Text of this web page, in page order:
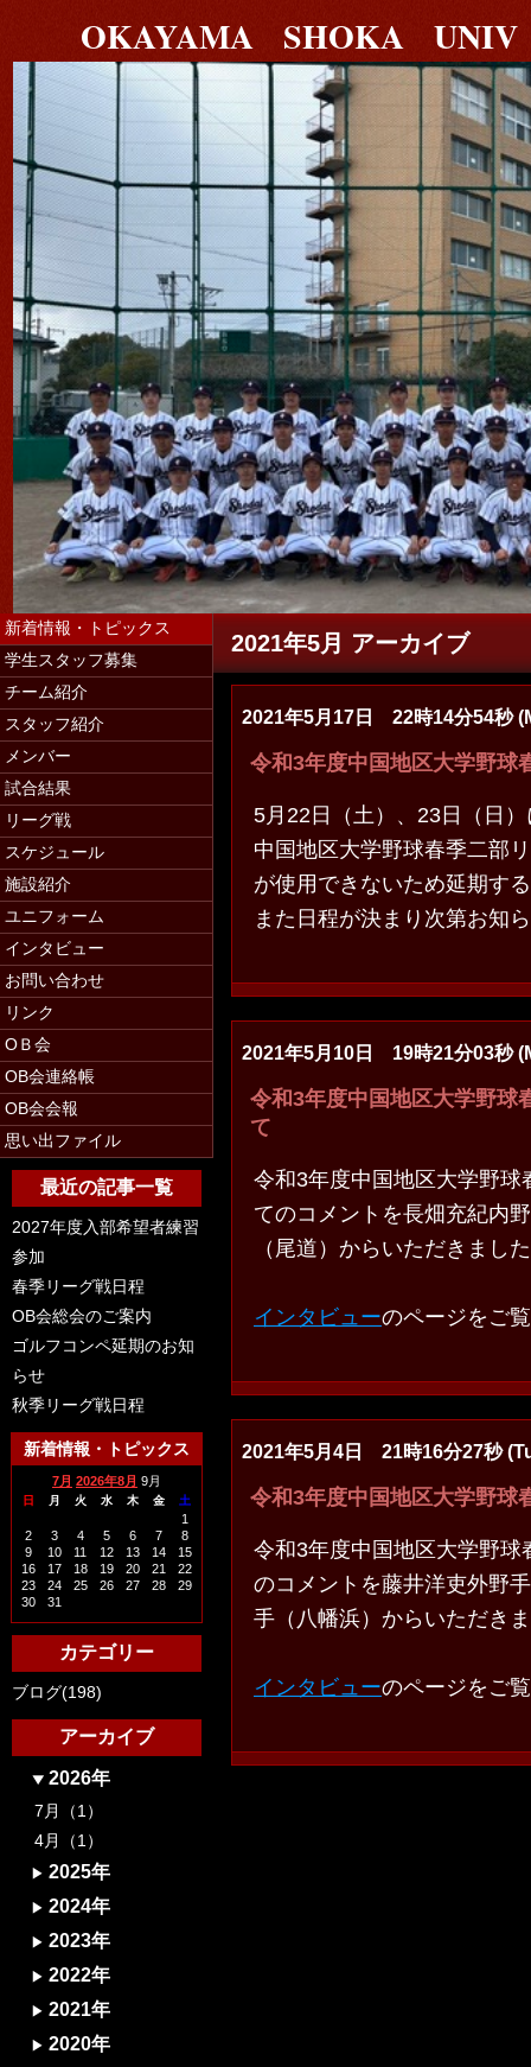
OKAYAMA SHOKA
学生スタッフ募集（マネージャー・コ
2021年5月 アーカイブ
2021年5月17日 22時14分54秒
令和3年度中国地区大学野球
5月22日（土）、23日（日
中国地区大学野球春季二部
が使用できないため延期す
また日程が決まり次第お知
2021年5月10日 19時21分03秒
令和3年度中国地区大学野球
て
令和3年度中国地区大学野
てのコメントを長畑充紀内
（尾道）からいただきまし
インタビューのページをご
2021年5月4日 21時16分27秒
令和3年度中国地区大学野球
令和3年度中国地区大学野
のコメントを藤井洋吏外野
手（八幡浜）からいただき
インタビューのページをご
新着情報・トピックス
学生スタッフ募集
チーム紹介
スタッフ紹介
メンバー
試合結果
リーグ戦
スケジュール
施設紹介
ユニフォーム
インタビュー
お問い合わせ
リンク
ОＢ会
OB会連絡帳
OB会会報
思い出ファイル
最近の記事一覧
2027年度入部希望者練習
参加
春季リーグ戦日程
OB会総会のご案内
ゴルフコンペ延期のお知
らせ
秋季リーグ戦日程
新着情報・トピックス
7月 2026年8月 9月
日 月 火 水 木 金 土
1
2
3 4 5 6 7
8
9
10 11 12 13 14
15
16
17 18 19 20 21
22
23
24 25 26 27 28
29
30
31
カテゴリー
ブログ(198)
アーカイブ
2026年
7月（1）
4月（1）
2025年
2024年
2023年
2022年
2021年
2020年